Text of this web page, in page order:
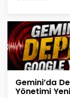
Gemini’da
Yönetimi